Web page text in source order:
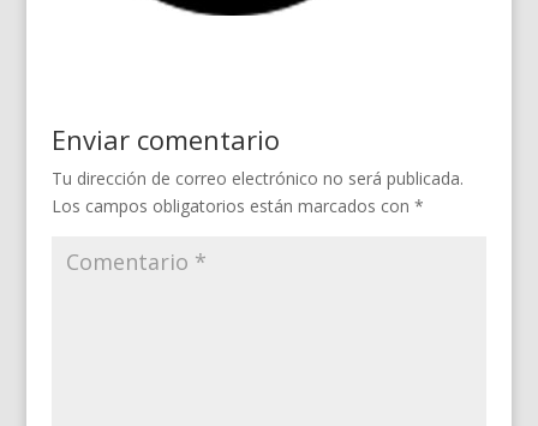
Enviar comentario
Tu dirección de correo electrónico no será publicada.
Los campos obligatorios están marcados con *